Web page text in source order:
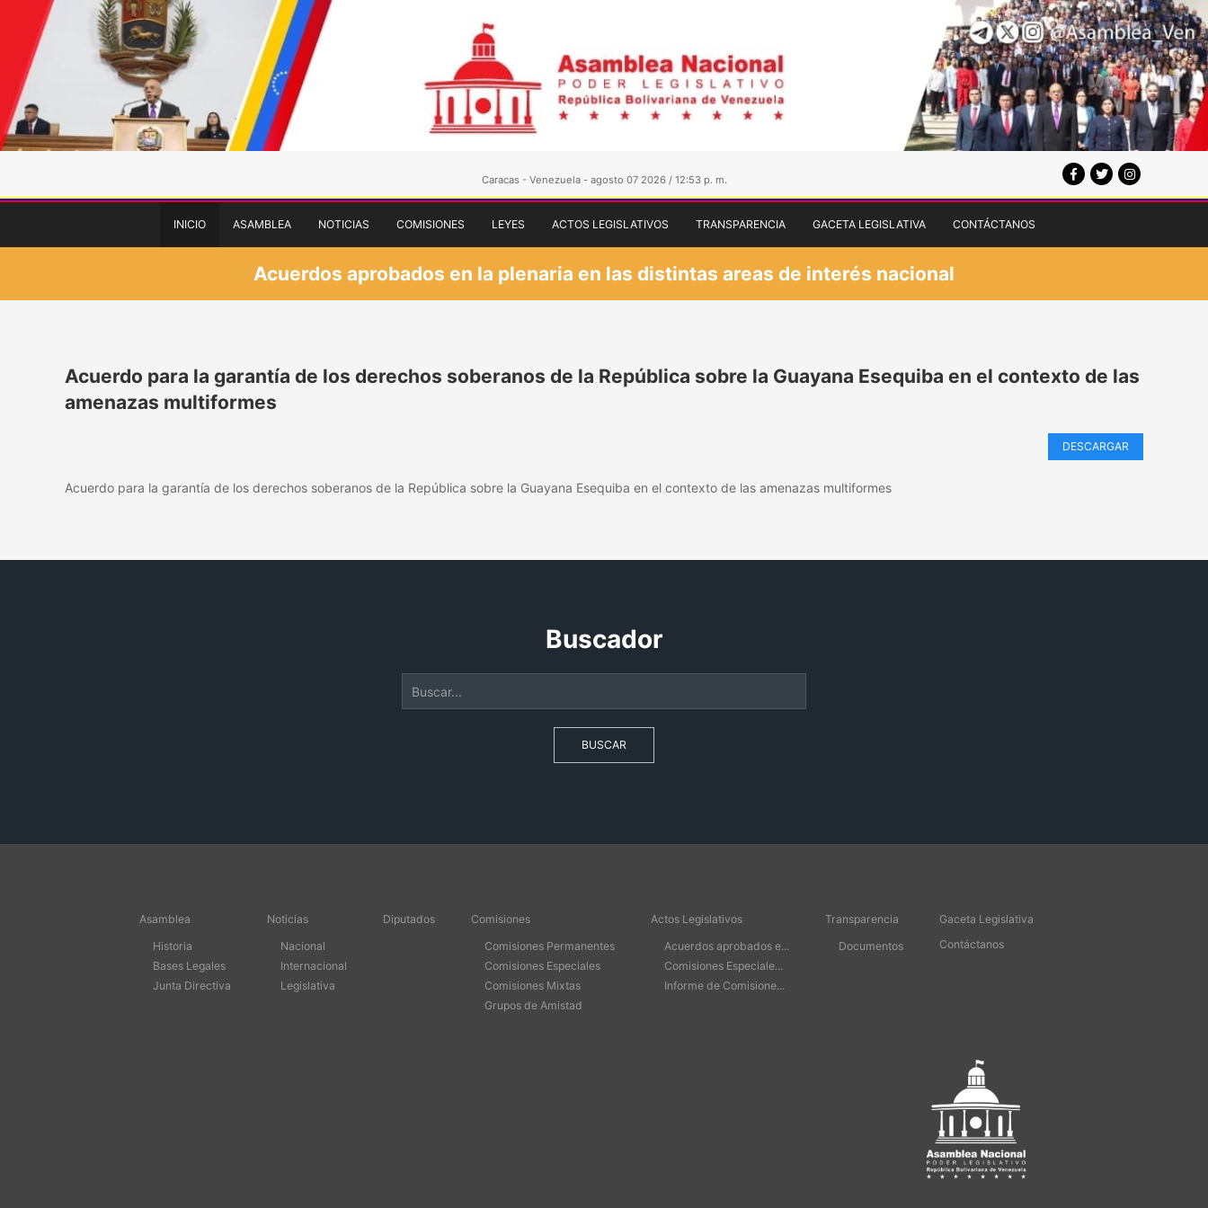
Caracas - Venezuela - agosto 07 2026 / 12:53 p. m.
INICIO ASAMBLEA NOTICIAS COMISIONES LEYES ACTOS LEGISLATIVOS TRANSPARENCIA GACETA LEGISLATIVA CONTÁCTANOS
Acuerdos aprobados en la plenaria en las distintas areas de interés nacional
Acuerdo para la garantía de los derechos soberanos de la República sobre la Guayana Esequiba en el contexto de las
amenazas multiformes
DESCARGAR
Acuerdo para la garantía de los derechos soberanos de la República sobre la Guayana Esequiba en el contexto de las amenazas multiformes
Buscador
BUSCAR
Asamblea
Historia
Bases Legales
Junta Directiva
Noticias
Nacional
Internacional
Legislativa
Diputados
Comisiones
Comisiones Permanentes
Comisiones Especiales
Comisiones Mixtas
Grupos de Amistad
Actos Legislativos
Acuerdos aprobados e...
Comisiones Especiale...
Informe de Comisione...
Transparencia
Documentos
Gaceta Legislativa
Contáctanos